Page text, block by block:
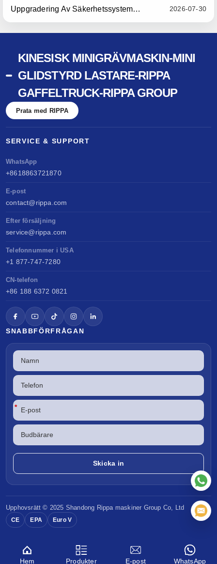
2026-07-30
Uppgradering Av Säkerhetssystemet För RIPPA R10/R06-Säten — Träder I Kraft Den 22 Juli 2026
KINESISK MINIGRÄVMASKIN-MINI
GLIDSTYRD LASTARE-RIPPA
GAFFELTRUCK-RIPPA GROUP
Prata med RIPPA
SERVICE & SUPPORT
WhatsApp
+8618863721870
E-post
contact@rippa.com
Efter försäljning
service@rippa.com
Telefonnummer i USA
+1 877-747-7280
CN-telefon
+86 188 6372 0821
SNABBFÖRFRÅGAN
*
Upphovsrätt © 2025 Shandong Rippa maskiner Group Co, Ltd
CE EPA Euro V
Hem Produkter E-post WhatsApp